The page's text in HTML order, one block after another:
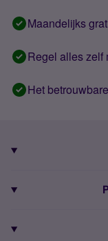
Maandelijks
Regel alles zelf
Het
Alle telefoons